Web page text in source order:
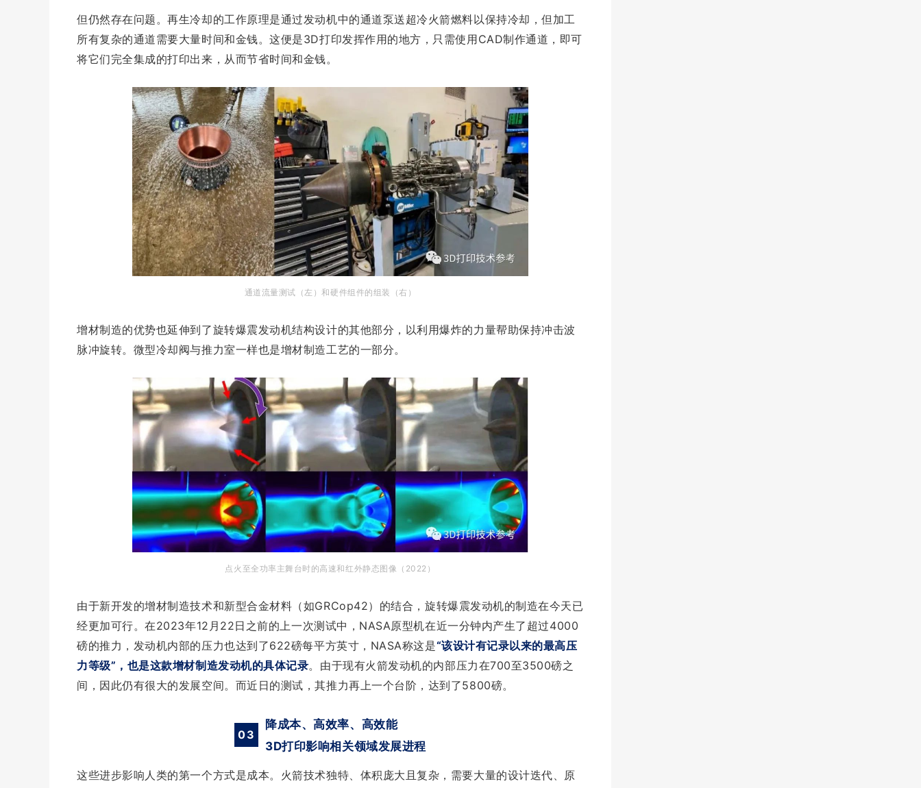
但仍然存在问题。再生冷却的工作原理是通过发动机中的通道泵送超冷火箭燃料以保持冷却，但加工
所有复杂的通道需要大量时间和金钱。这便是3D打印发挥作用的地方，只需使用CAD制作通道，即可
将它们完全集成的打印出来，从而节省时间和金钱。
通道流量测试（左）和硬件组件的组装（右）
增材制造的优势也延伸到了旋转爆震发动机结构设计的其他部分，以利用爆炸的力量帮助保持冲击波
脉冲旋转。微型冷却阀与推力室一样也是增材制造工艺的一部分。
点火至全功率主舞台时的高速和红外静态图像（2022）
由于新开发的增材制造技术和新型合金材料（如GRCop42）的结合，旋转爆震发动机的制造在今天已
经更加可行。在2023年12月22日之前的上一次测试中，NASA原型机在近一分钟内产生了超过4000
磅的推力，发动机内部的压力也达到了622磅每平方英寸，NASA称这是“该设计有记录以来的最高压
力等级”，也是这款增材制造发动机的具体记录。由于现有火箭发动机的内部压力在700至3500磅之
间，因此仍有很大的发展空间。而近日的测试，其推力再上一个台阶，达到了5800磅。
03
降成本、高效率、高效能
3D打印影响相关领域发展进程
这些进步影响人类的第一个方式是成本。火箭技术独特、体积庞大且复杂，需要大量的设计迭代、原